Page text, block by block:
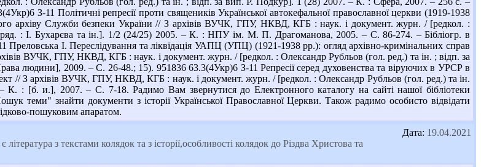
З-11 Політичні репресії проти священиків Української автокефальної православної церкви (1919-1938
архіву Служби безпеки України // З архівів ВУЧК, ГПУ, НКВД, КГБ : наук. і документ. журн. / [редкол. :
: І. Бухарєва та ін.]. 1/2 (24/25) 2005. – К. : НПУ ім. М. П. Драгоманова, 2005. – С. 86-274. – Бібліогр. в
Преловська І. Переслідування та ліквідація УАПЦ (УПЦ) (1921-1938 рр.): огляд архівно-кримінальних справ
ВУЧК, ГПУ, НКВД, КГБ : наук. і документ. журн. / [редкол. : Олександр Рубльов (гол. ред.) та ін. ; відп. за
людини], 2009. – С. 26-48.; 15). 951836 63.3(4Укр)6 З-11 Репресії серед духовенства та віруючих в УРСР в
// З архівів ВУЧК, ГПУ, НКВД, КГБ : наук. і документ. журн. / [редкол. : Олександр Рубльов (гол. ред.) та ін.
: [б. и.], 2007. – С. 7-18. Радимо Вам звернутися до Електронного каталогу на сайті нашої бібліотеки
теми" знайти документи з історії Української Православної Церкви. Також радимо особисто відвідати
пошуковим апаратом.
Дата: 19.04.2021
література з текстами колядок та з історії,особливості колядок до Різдва Христова та